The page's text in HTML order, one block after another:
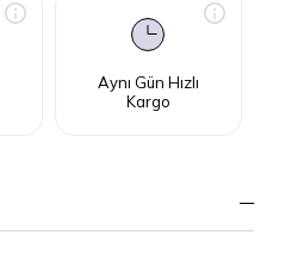
Aynı Gün Hızlı
Kargo